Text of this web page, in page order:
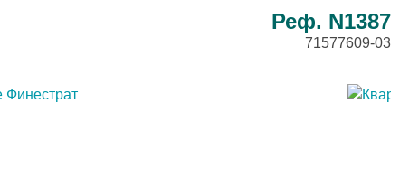
Реф. N1387
71577609-03